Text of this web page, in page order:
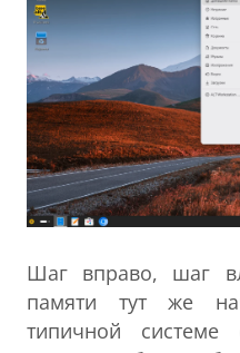
Шаг вправо, шаг
памяти тут же
типичной